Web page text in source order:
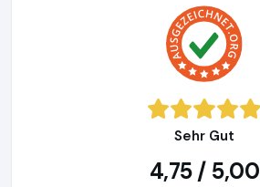
Sehr Gut
4,75 / 5,00